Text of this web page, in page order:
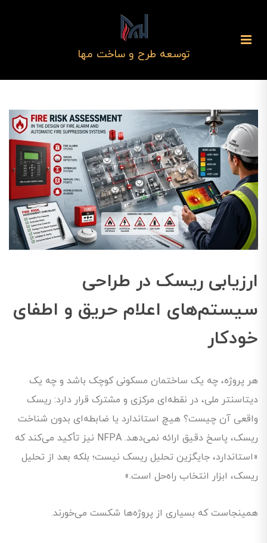
توسعه طرح و ساخت مها
ارزیابی ریسک در طراحی
سیستم‌های اعلام حریق و اطفای
خودکار
هر پروژه، چه یک ساختمان مسکونی کوچک باشد و چه یک
دیتاسنتر ملی، در نقطه‌ای مرکزی و مشترک قرار دارد: ریسک
واقعی آن چیست؟ هیچ استاندارد یا ضابطه‌ای بدون شناخت
ریسک، پاسخ دقیق ارائه نمی‌دهد. NFPA نیز تأکید می‌کند که
«استاندارد، جایگزین تحلیل ریسک نیست؛ بلکه بعد از تحلیل
ریسک، ابزار انتخاب راه‌حل است.»
همینجاست که بسیاری از پروژه‌ها شکست می‌خورند.